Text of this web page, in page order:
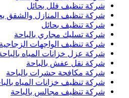
شركة تنظيف فلل بحائل
شركة تنظيف المنازل والشقق
شركة تنظيف بحائل
شركة تسليك مجاري بالباحة
شركة تنظيف الواجهات الزجاجية
شركة عزل خزانات المياه
شركة نقل عفش بالباحة
شركة مكافحة حشرات بالباحة
شركة تنظيف خزانات المياه
شركة تنظيف مجالس بالباحة